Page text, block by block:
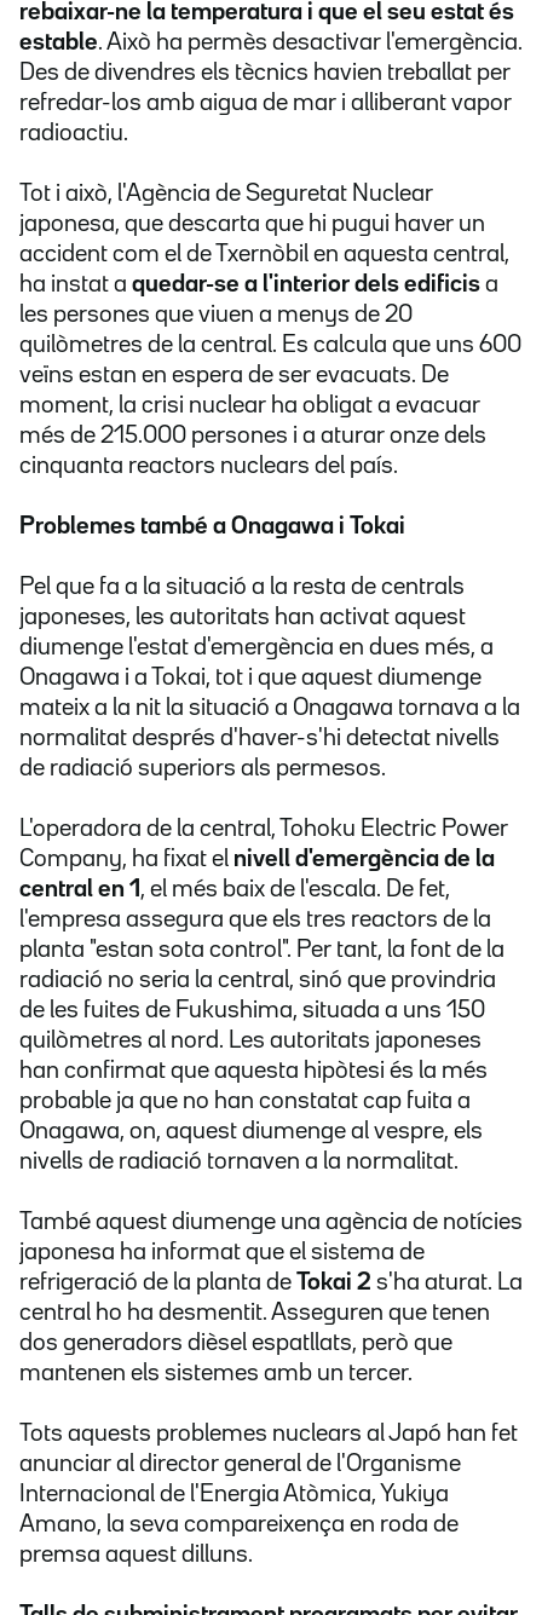
rebaixar-ne la temperatura i que el seu estat és
estable. Això ha permès desactivar l'emergència.
Des de divendres els tècnics havien treballat per
refredar-los amb aigua de mar i alliberant vapor
radioactiu.
Tot i això, l'Agència de Seguretat Nuclear
japonesa, que descarta que hi pugui haver un
accident com el de Txernòbil en aquesta central,
ha instat a quedar-se a l'interior dels edificis a
les persones que viuen a menys de 20
quilòmetres de la central. Es calcula que uns 600
veïns estan en espera de ser evacuats. De
moment, la crisi nuclear ha obligat a evacuar
més de 215.000 persones i a aturar onze dels
cinquanta reactors nuclears del país.
Problemes també a Onagawa i Tokai
Pel que fa a la situació a la resta de centrals
japoneses, les autoritats han activat aquest
diumenge l'estat d'emergència en dues més, a
Onagawa i a Tokai, tot i que aquest diumenge
mateix a la nit la situació a Onagawa tornava a la
normalitat després d'haver-s'hi detectat nivells
de radiació superiors als permesos.
L'operadora de la central, Tohoku Electric Power
Company, ha fixat el nivell d'emergència de la
central en 1 , el més baix de l'escala. De fet,
l'empresa assegura que els tres reactors de la
planta "estan sota control". Per tant, la font de la
radiació no seria la central, sinó que provindria
de les fuites de Fukushima, situada a uns 150
quilòmetres al nord. Les autoritats japoneses
han confirmat que aquesta hipòtesi és la més
probable ja que no han constatat cap fuita a
Onagawa, on, aquest diumenge al vespre, els
nivells de radiació tornaven a la normalitat.
També aquest diumenge una agència de notícies
japonesa ha informat que el sistema de
refrigeració de la planta de Tokai 2 s'ha aturat. La
central ho ha desmentit. Asseguren que tenen
dos generadors dièsel espatllats, però que
mantenen els sistemes amb un tercer.
Tots aquests problemes nuclears al Japó han fet
anunciar al director general de l'Organisme
Internacional de l'Energia Atòmica, Yukiya
Amano, la seva compareixença en roda de
premsa aquest dilluns.